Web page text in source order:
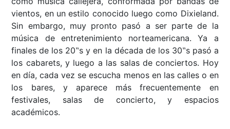
vientos, en un estilo conocido luego como Dixieland.
Sin embargo, muy pronto pasó a ser parte de la
música de entretenimiento norteamericana. Ya a
finales de los 20‟s y en la década de los 30‟s pasó a
los cabarets, y luego a las salas de conciertos. Hoy
en día, cada vez se escucha menos en las calles o en
los bares, y aparece más frecuentemente en
festivales, salas de concierto, y espacios
académicos.